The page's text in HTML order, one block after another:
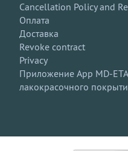
Cancellation Policy and
Оплата
Доставка
Revoke contract
Privacy
Приложение App MD-
лакокрасочного